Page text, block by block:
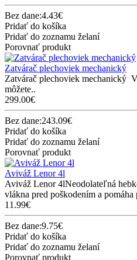
Bez dane:4.43€
Pridať do košíka
Pridať do zoznamu želaní
Porovnať produkt
Zatvárač plechoviek mechanický
Zatvárač plechoviek mechanický
môžete..
299.00€
Bez dane:243.09€
Pridať do košíka
Pridať do zoznamu želaní
Porovnať produkt
Aviváž Lenor 4l
Aviváž Lenor 4lNeodolateľná
vlákna pred poškodením a pomáha
11.99€
Bez dane:9.75€
Pridať do košíka
Pridať do zoznamu želaní
Porovnať produkt